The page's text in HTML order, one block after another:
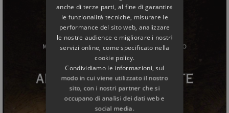
anche di terze parti, al fine di garantire
le funzionalità tecniche, misurare le
performance del sito web, analizzare
le nostre audience e migliorare i nostri
servizi online, come specificato nella
cookie policy.
Condividiamo le informazioni, sul
modo in cui viene utilizzato il nostro
sito, con i nostri partner che si
occupano di analisi dei dati web e
social media.